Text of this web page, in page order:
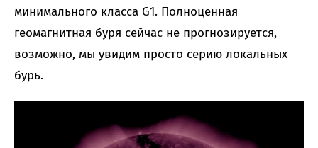
минимального класса G1. Полноценная
геомагнитная буря сейчас не прогнозируется,
возможно, мы увидим просто серию локальных
бурь.